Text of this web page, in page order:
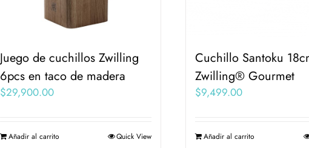
Juego de cuchillos Zwilling
6pcs en taco de madera
$29,900.00
Añadir al carrito Quick View
Cuchillo Santoku
Zwilling® Gourmet
$9,499.00
Añadir al carrito